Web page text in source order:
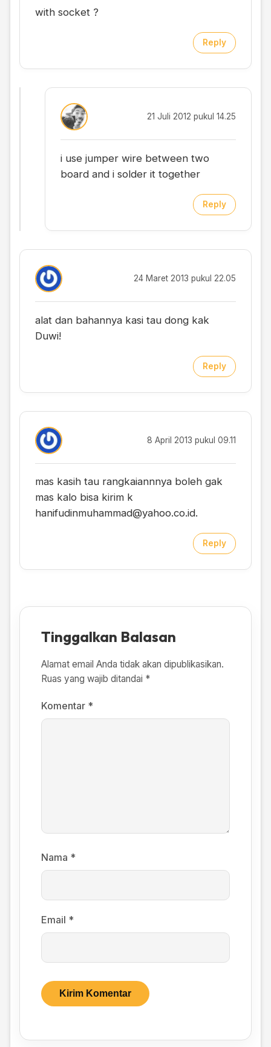
with socket ?
Reply
21 Juli 2012 pukul 14.25
i use jumper wire between two
board and i solder it together
Reply
24 Maret 2013 pukul 22.05
alat dan bahannya kasi tau dong kak
Duwi!
Reply
8 April 2013 pukul 09.11
mas kasih tau rangkaiannnya boleh gak
mas kalo bisa kirim k
hanifudinmuhammad@yahoo.co.id.
Reply
Tinggalkan Balasan
Alamat email Anda tidak akan dipublikasikan.
Ruas yang wajib ditandai *
Komentar *
Nama *
Email *